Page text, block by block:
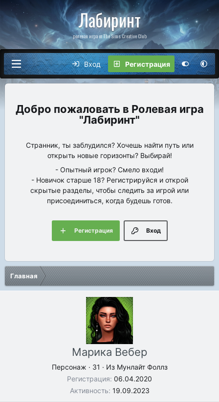
Лабиринт
ролевая игра от The Sims Creative Club
Вход Регистрация
Ролевая игра
"Лабиринт"
Странник, ты заблудился? Хочешь найти путь или
открыть новые горизонты? Выбирай!
- Опытный игрок? Смело входи!
- Новичок старше 18? Регистрируйся и открой
скрытые разделы, чтобы следить за игрой или
присоединиться, когда будешь готов.
Вход
Регистрация
Главная
Марика Вебер
Персонаж · 31 · Из Мунлайт Фоллз
Регистрация 06.04.2020
Активность 19.09.2023